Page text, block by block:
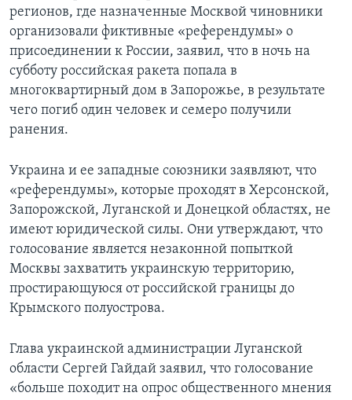
регионов, где назначенные Москвой чиновники
организовали фиктивные «референдумы» о
присоединении к России, заявил, что в ночь на
субботу российская ракета попала в
многоквартирный дом в Запорожье, в результате
чего погиб один человек и семеро получили
ранения.
Украина и ее западные союзники заявляют, что
«референдумы», которые проходят в Херсонской,
Запорожской, Луганской и Донецкой областях, не
имеют юридической силы. Они утверждают, что
голосование является незаконной попыткой
Москвы захватить украинскую территорию,
простирающуюся от российской границы до
Крымского полуострова.
Глава украинской администрации Луганской
области Сергей Гайдай заявил, что голосование
«больше походит на опрос общественного мнения